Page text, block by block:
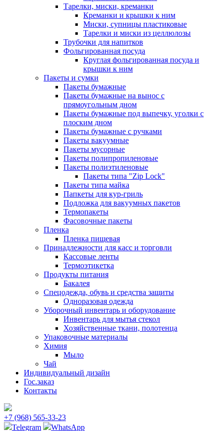
Тарелки, миски, креманки
Креманки и крышки к ним
Миски, супницы пластиковые
Тарелки и миски из целлюлозы
Трубочки для напитков
Фольгированная посуда
Круглая фольгированная посуда и
крышки к ним
Пакеты и сумки
Пакеты бумажные
Пакеты бумажные на вынос с
прямоугольным дном
Пакеты бумажные под выпечку, уголки с
плоским дном
Пакеты бумажные с ручками
Пакеты вакуумные
Пакеты мусорные
Пакеты полипропиленовые
Пакеты полиэтиленовые
Пакеты типа "Zip Lock"
Пакеты типа майка
Папкеты для кур-гриль
Подложка для вакуумных пакетов
Термопакеты
Фасовочные пакеты
Пленка
Пленка пищевая
Принадлежности для касс и торговли
Кассовые ленты
Термоэтикетка
Продукты питания
Бакалея
Спецодежда, обувь и средства защиты
Одноразовая одежда
Уборочный инвентарь и оборудование
Инвентарь для мытья стекол
Хозяйственные ткани, полотенца
Упаковочные материалы
Химия
Мыло
Чай
Индивидуальный дизайн
Гос.заказ
Контакты
+7 (968) 565-33-23
Telegram
WhatsApp